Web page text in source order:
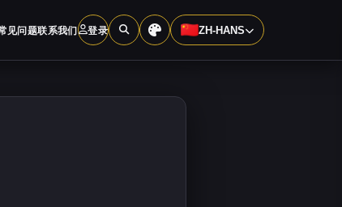
见问题联系我们 登录 ZH-HANS